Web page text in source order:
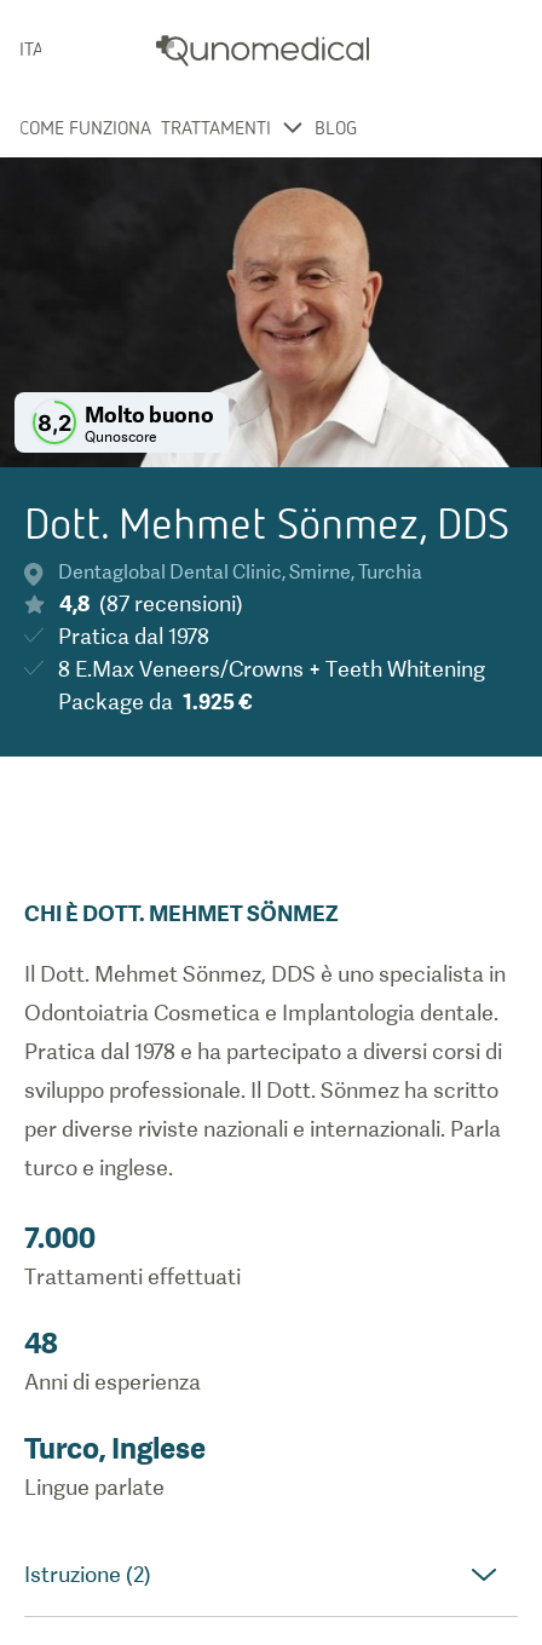
ITALIANO
COME FUNZIONA TRATTAMENTI BLOG
8,2 Molto buono
Qunoscore
Dott. Mehmet Sönmez, DDS
Dentaglobal Dental Clinic,Smirne,Turchia
4,8 (87 recensioni)
Pratica dal 1978
8 E.Max Veneers/Crowns + Teeth Whitening
Package da 1.925 €
CHI È DOTT. MEHMETSÖNMEZ
Il Dott. Mehmet Sönmez, DDS è uno specialista in
Odontoiatria Cosmetica e Implantologia dentale.
Pratica dal 1978 e ha partecipato a diversi corsi di
sviluppo professionale. Il Dott. Sönmez ha scritto
per diverse riviste nazionali e internazionali. Parla
turco e inglese.
7.000
Trattamenti effettuati
48
Anni di esperienza
Turco, Inglese
Lingue parlate
Istruzione (2)